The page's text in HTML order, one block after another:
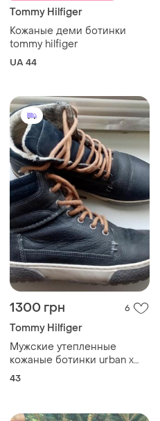
Tommy Hilfiger
Кожаные деми ботинки
tommy hilfiger
UA 44
1300 грн 6
Tommy Hilfiger
Мужские утепленные
кожаные ботинки urban x
tommy
43